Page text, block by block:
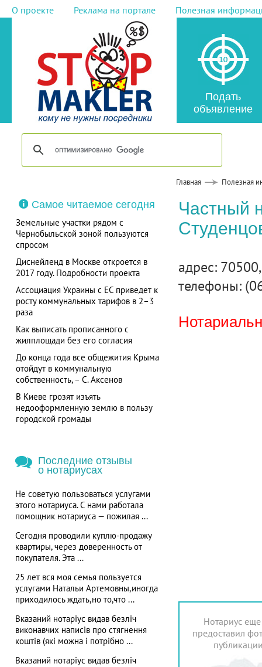
О проекте Реклама на портале Полезная
Подать
объявление
Главная Полезная
Самое читаемое сегодня
Земельные участки рядом с
Чернобыльской зоной пользуются
спросом
Диснейленд в Москве откроется в
2017 году. Подробности проекта
Ассоциация Украины с ЕС приведет к
росту коммунальных тарифов в 2–3
раза
Как выписать прописанного с
жилплощади без его согласия
До конца года все общежития Крыма
отойдут в коммунальную
собственность, – С. Аксенов
В Киеве грозят изъять
недооформленную землю в пользу
городской громады
Последние отзывы
о нотариусах
Не советую пользоваться услугами
этого нотариуса. С нами работала
помощник нотариуса — пожилая ...
Сегодня проводили куплю-продажу
квартиры, через доверенность от
покупателя. Эта ...
25 лет вся моя семья пользуется
услугами Натальи Артемовны,иногда
приходилось ждать,но то,что ...
Вказаний нотаріус видав безліч
виконавчих написів про стягнення
коштів (які можна і потрібно ...
Вказаний нотаріус видав безліч
Частный
адрес: 70500,
телефоны:
Нотариус
предоставил